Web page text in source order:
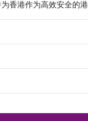
香港作为高效安全的港